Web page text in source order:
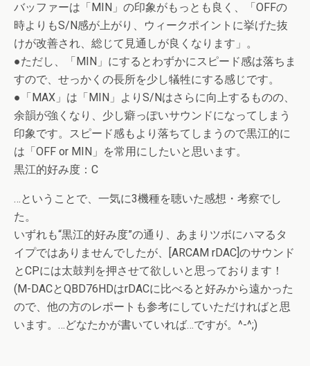
バッファーは「MIN」の印象がもっとも良く、「OFFの
時よりもS/N感が上がり、ウィークポイントに挙げた抜
けが改善され、総じて見通しが良くなります」。
●ただし、「MIN」にするとわずかにスピード感は落ちま
すので、せっかくの長所を少し犠牲にする感じです。
●「MAX」は「MIN」よりS/Nはさらに向上するものの、
余韻が強くなり、少し癖っぽいサウンドになってしまう
印象です。スピード感もより落ちてしまうので黒江的に
は「OFF or MIN」を常用にしたいと思います。
黒江的好み度：C
…ということで、一気に3機種を聴いた感想・考察でし
た。
いずれも“黒江的好み度”の通り、あまりツボにハマるタ
イプではありませんでしたが、[ARCAM rDAC]のサウンド
とCPには太鼓判を押させて欲しいと思っております！
(M-DACとQBD76HDはrDACに比べると好みから遠かった
ので、他の方のレポートも参考にしていただければと思
います。…どなたかが書いていれば…ですが。^-^;)